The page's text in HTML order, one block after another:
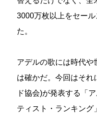
3000万枚以上をセール
た。
アデルの歌には時代や
は確かだ。今回はそれ
ド協会)が発表する「
ティスト・ランキング